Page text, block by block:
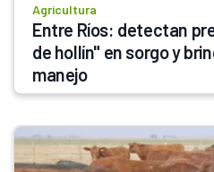
Agricultura
Entre Ríos: detectan
de hollín" en sorgo y
manejo